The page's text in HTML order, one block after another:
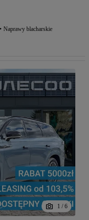
Naprawy blacharskie
1 / 6